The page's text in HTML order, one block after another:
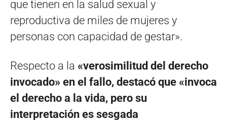
que tienen en la salud sexual y
reproductiva de miles de mujeres y
personas con capacidad de gestar».
Respecto a la «verosimilitud del derecho
invocado» en el fallo, destacó que «invoca
el derecho a la vida, pero su
interpretación es sesgada